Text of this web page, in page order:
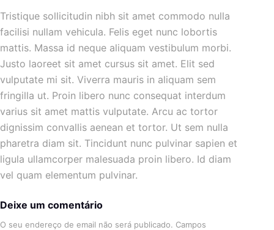
Tristique sollicitudin nibh sit amet commodo nulla
facilisi nullam vehicula. Felis eget nunc lobortis
mattis. Massa id neque aliquam vestibulum morbi.
Justo laoreet sit amet cursus sit amet. Elit sed
vulputate mi sit. Viverra mauris in aliquam sem
fringilla ut. Proin libero nunc consequat interdum
varius sit amet mattis vulputate. Arcu ac tortor
dignissim convallis aenean et tortor. Ut sem nulla
pharetra diam sit. Tincidunt nunc pulvinar sapien et
ligula ullamcorper malesuada proin libero. Id diam
vel quam elementum pulvinar.
Deixe um comentário
O seu endereço de email não será publicado. Campos